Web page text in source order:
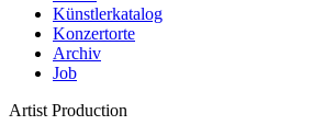
Künstlerkatalog
Konzertorte
Archiv
Job
Artist Production